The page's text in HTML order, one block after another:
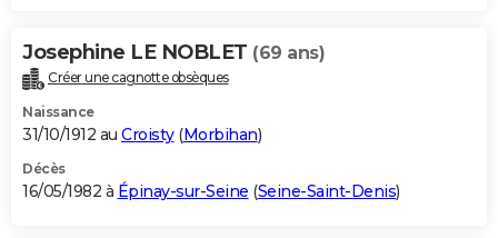
Josephine LE NOBLET (69 ans)
Créer une cagnotte obsèques
Naissance
31/10/1912 au Croisty(Morbihan)
Décès
16/05/1982 à Épinay-sur-Seine (Seine-Saint-Denis)